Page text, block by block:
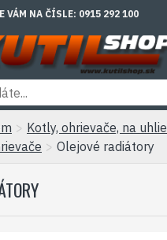
VÁM NA ČÍSLE: 0915 292 100
Kotly, ohrievače, na uhlie
Olejové radiátory